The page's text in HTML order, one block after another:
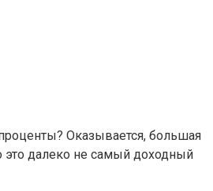
Оказывается, большая
это далеко не самый доходный